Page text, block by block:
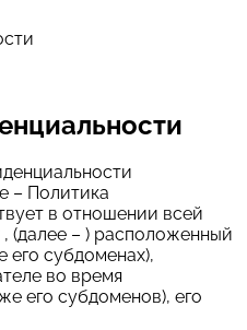
– Политика
в отношении всей
(далее – ) расположенный
его субдоменах),
во время
его субдоменов), его